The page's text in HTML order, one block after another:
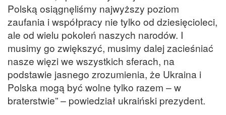
Polską osiągnęliśmy najwyższy poziom
zaufania i współpracy nie tylko od dziesięcioleci,
ale od wielu pokoleń naszych narodów. I
musimy go zwiększyć, musimy dalej zacieśniać
nasze więzi we wszystkich sferach, na
podstawie jasnego zrozumienia, że Ukraina i
Polska mogą być wolne tylko razem – w
braterstwie” – powiedział ukraiński prezydent.